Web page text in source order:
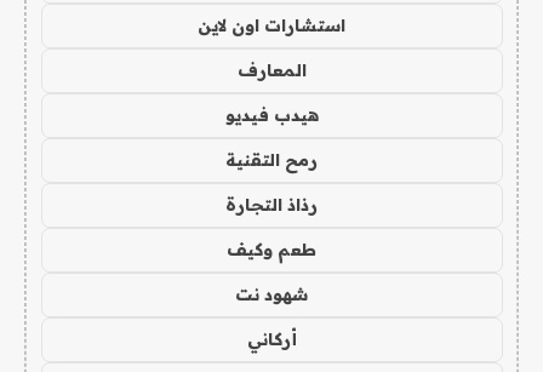
استشارات اون لاين
المعارف
هيدب فيديو
رمح التقنية
رذاذ التجارة
طعم وكيف
شهود نت
أركاني